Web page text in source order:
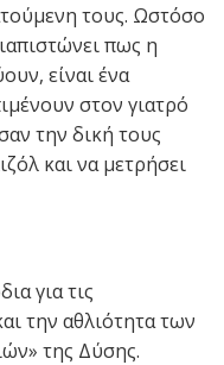
τους. Ωστόσο
πως η
είναι ένα
στον γιατρό
την δική τους
και να μετρήσει
για τις
την αθλιότητα των
της Δύσης.